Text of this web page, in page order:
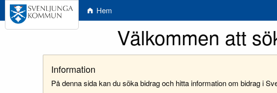
Hem
Välkommen att
Information
På denna sida kan du söka bidrag och hitta information om bidrag i